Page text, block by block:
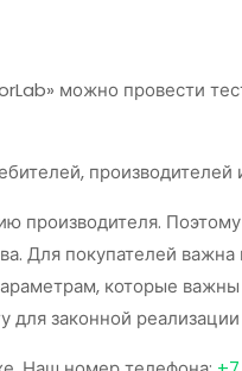
можно провести
производителей
производителя.
Для покупателей важна
которые важны
законной